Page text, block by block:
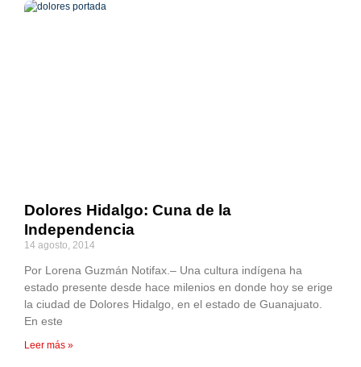
Dolores Hidalgo: Cuna de la
Independencia
14 agosto, 2014
Por Lorena Guzmán Notifax.– Una cultura indígena ha
estado presente desde hace milenios en donde hoy se erige
la ciudad de Dolores Hidalgo, en el estado de Guanajuato.
En este
Leer más »